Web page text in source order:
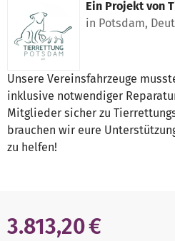
Ein Projekt von
in Potsdam,
Unsere Vereinsfahrzeuge
inklusive notwendiger
Mitglieder sicher zu
brauchen wir eure
zu helfen!
3.813,20 €